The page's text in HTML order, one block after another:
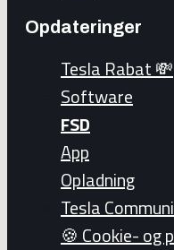
Opdateringer
Tesla Rabat 💸
Software
FSD
App
Opladning
Tesla
🍪 Cookie- og